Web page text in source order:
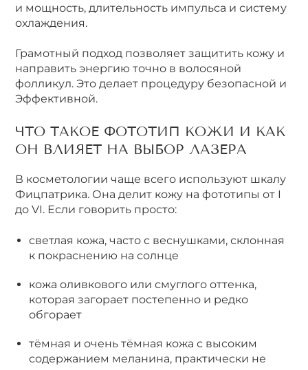
и мощность, длительность импульса и систему
охлаждения.
Грамотный подход позволяет защитить кожу и
направить энергию точно в волосяной
фолликул. Это делает процедуру безопасной и
Эффективной.
ЧТО ТАКОЕ ФОТОТИП КОЖИ И КАК
ОН ВЛИЯЕТ НА ВЫБОР ЛАЗЕРА
В косметологии чаще всего используют шкалу
Фицпатрика. Она делит кожу на фототипы от I
до VI. Если говорить просто:
светлая кожа, часто с веснушками, склонная
к покраснению на солнце
кожа оливкового или смуглого оттенка,
которая загорает постепенно и редко
обгорает
тёмная и очень тёмная кожа с высоким
содержанием меланина, практически не